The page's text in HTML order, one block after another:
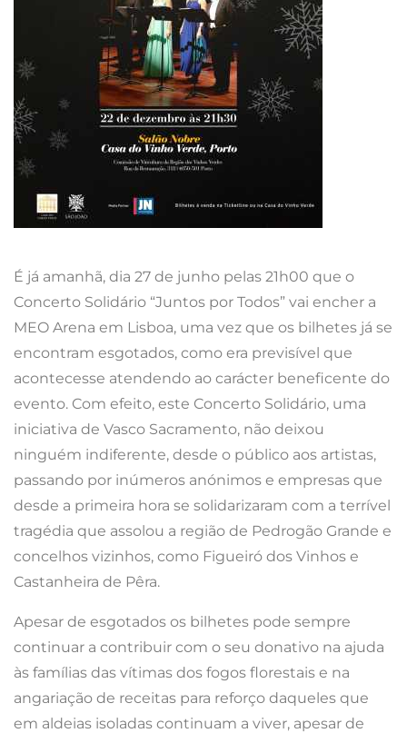
É já amanhã, dia 27 de junho pelas 21h00 que o
Concerto Solidário “Juntos por Todos” vai encher a
MEO Arena em Lisboa, uma vez que os bilhetes já se
encontram esgotados, como era previsível que
acontecesse atendendo ao carácter beneficente do
evento. Com efeito, este Concerto Solidário, uma
iniciativa de Vasco Sacramento, não deixou
ninguém indiferente, desde o público aos artistas,
passando por inúmeros anónimos e empresas que
desde a primeira hora se solidarizaram com a terrível
tragédia que assolou a região de Pedrogão Grande e
concelhos vizinhos, como Figueiró dos Vinhos e
Castanheira de Pêra.
Apesar de esgotados os bilhetes pode sempre
continuar a contribuir com o seu donativo na ajuda
às famílias das vítimas dos fogos florestais e na
angariação de receitas para reforço daqueles que
em aldeias isoladas continuam a viver, apesar de